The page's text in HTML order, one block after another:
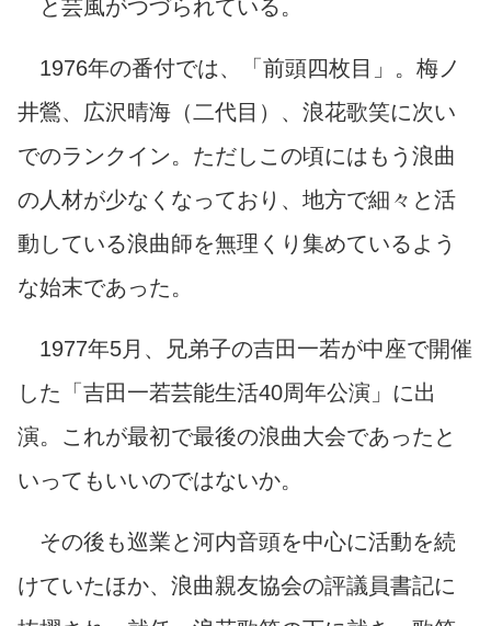
と芸風がつづられている。
1976年の番付では、「前頭四枚目」。梅ノ
井鶯、広沢晴海（二代目）、浪花歌笑に次い
でのランクイン。ただしこの頃にはもう浪曲
の人材が少なくなっており、地方で細々と活
動している浪曲師を無理くり集めているよう
な始末であった。
1977年5月、兄弟子の吉田一若が中座で開催
した「吉田一若芸能生活40周年公演」に出
演。これが最初で最後の浪曲大会であったと
いってもいいのではないか。
その後も巡業と河内音頭を中心に活動を続
けていたほか、浪曲親友協会の評議員書記に